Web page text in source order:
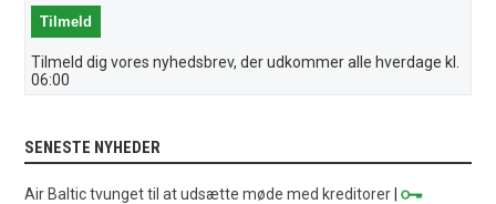
Tilmeld dig vores nyhedsbrev, der udkommer alle hverdage kl.
06:00
SENESTE NYHEDER
Air Baltic tvunget til at udsætte møde med kreditorer |